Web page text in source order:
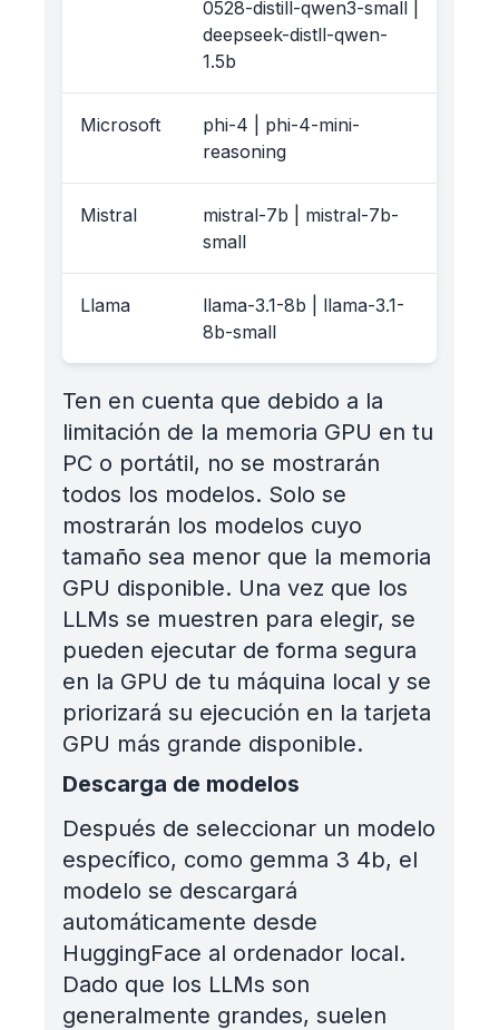
0528-distill-qwen3-small |
deepseek-distll-qwen-
1.5b
Microsoft
phi-4 | phi-4-mini-
reasoning
Mistral
mistral-7b | mistral-7b-
small
Llama
llama-3.1-8b | llama-3.1-
8b-small
Ten en cuenta que debido a la
limitación de la memoria GPU en tu
PC o portátil, no se mostrarán
todos los modelos. Solo se
mostrarán los modelos cuyo
tamaño sea menor que la memoria
GPU disponible. Una vez que los
LLMs se muestren para elegir, se
pueden ejecutar de forma segura
en la GPU de tu máquina local y se
priorizará su ejecución en la tarjeta
GPU más grande disponible.
Descarga de modelos
Después de seleccionar un modelo
específico, como gemma 3 4b, el
modelo se descargará
automáticamente desde
HuggingFace al ordenador local.
Dado que los LLMs son
generalmente grandes, suelen